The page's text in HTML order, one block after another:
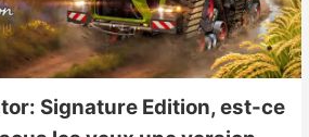
Signature Edition, est-ce